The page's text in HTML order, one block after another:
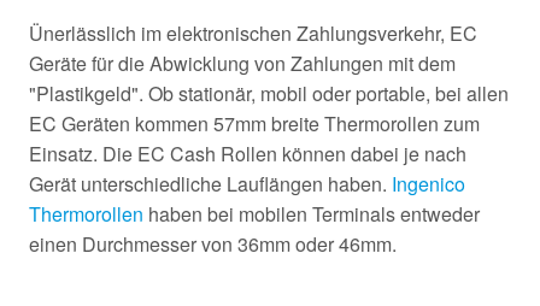
Ünerlässlich im elektronischen Zahlungsverkehr, EC
Geräte für die Abwicklung von Zahlungen mit dem
"Plastikgeld". Ob stationär, mobil oder portable, bei allen
EC Geräten kommen 57mm breite Thermorollen zum
Einsatz. Die EC Cash Rollen können dabei je nach
Gerät unterschiedliche Lauflängen haben. Ingenico
Thermorollen haben bei mobilen Terminals entweder
einen Durchmesser von 36mm oder 46mm.